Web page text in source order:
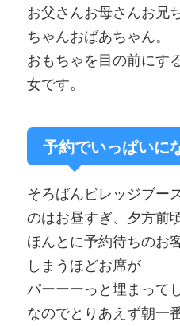
お父さんお母さんお兄
ちゃんおばあちゃん。
おもちゃを目の前にす
女です。
予約でいっぱいに
そろばんビレッジブー
のはお昼すぎ、夕方前頃
ほんとに予約待ちのお
しまうほどお席が
パーーーっと埋まって
なのでとりあえず朝一